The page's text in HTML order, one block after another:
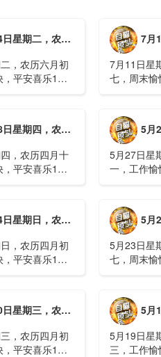
农历六月初一，工作愉快，平安喜乐
，农历六月初
平安喜乐1、
州万秀区：累
病例228例，已
7月11日星
7月11日星
七，周末
8000多人
近6小时抵
布海......
农历四月十二，工作愉快，平安喜乐
，农历四月十
，平安喜乐1、
情仍处于暴发
方式为体液接
5月27日星
5月27日星
一，工作
2、媒体：
打电话叫
被找到确认
农历四月初八，工作愉快，平安喜乐
，农历四月初
，平安喜乐1、
8人死亡，井
力搜救3、张国
5月23日星
5月23日星
七，周末
常住地提供
施意见》2
舟水”降雨
农历四月初四，工作愉快，平安喜乐
，农历四月初
，平安喜乐1、
5月19日星
5月19日星
三，工作